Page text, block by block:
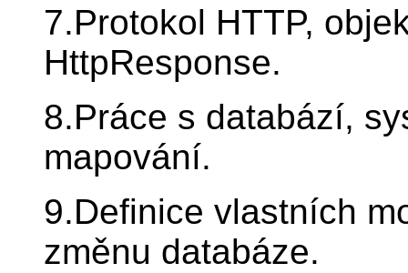
7.Protokol HTTP,
HttpResponse.
8.Práce s databází,
mapování.
9.Definice vlastních
změnu databáze.